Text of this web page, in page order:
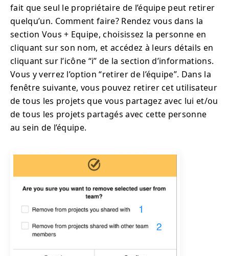
fait que seul le propriétaire de l’équipe peut retirer
quelqu’un. Comment faire? Rendez vous dans la
section Vous + Equipe, choisissez la personne en
cliquant sur son nom, et accédez à leurs détails en
cliquant sur l’icône “i” de la section d’informations.
Vous y verrez l’option “retirer de l’équipe”. Dans la
fenêtre suivante, vous pouvez retirer cet utilisateur
de tous les projets que vous partagez avec lui et/ou
de tous les projets partagés avec cette personne
au sein de l’équipe.